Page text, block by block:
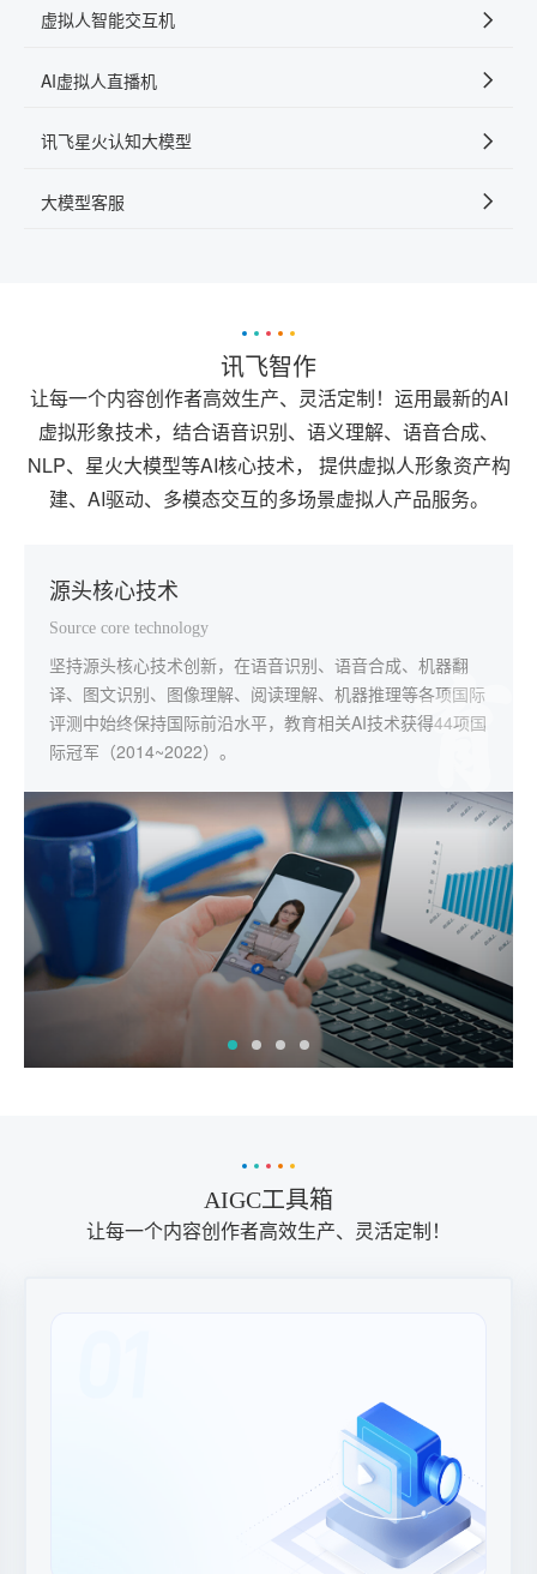
虚拟人智能交互机
AI虚拟人直播机
讯飞星火认知大模型
大模型客服
讯飞智作
让每一个内容创作者高效生产、灵活定制！运用最新的AI
虚拟形象技术，结合语音识别、语义理解、语音合成、
NLP、星火大模型等AI核心技术， 提供虚拟人形象资产构
建、AI驱动、多模态交互的多场景虚拟人产品服务。
源头核心技术
Source core technology
坚持源头核心技术创新，在语音识别、语音合成、机器翻
译、图文识别、图像理解、阅读理解、机器推理等各项国际
评测中始终保持国际前沿水平，教育相关AI技术获得44项国
际冠军（2014~2022）。
一体化解决方案
Integrated solution
应用覆盖学校教学、教师发展、智慧考试、素质教育、自主
学习等教育主阵地，构建了从国家、省、市、县（区）到学
校、家庭的智慧教育全场景产品及服务体系。
规模化深度应用
Scale and deep application
已在全国32个省级行政区应用，与5万余所学校深度合作。
区域"因材施教"解决方案落地郑州市金水区、武汉市经开
区、青岛市西海岸新区、芜湖市弋江区等50多个市、区
（县）。
本地化个性服务
Localize serve
全国范围内，科大讯飞教育服务支持团队实现了92%以上的
本地化覆盖。用快速、实时、专业的线上线下服务打通项目
交付，深化应用的"最后一公里"。
AIGC工具箱
让每一个内容创作者高效生产、灵活定制！